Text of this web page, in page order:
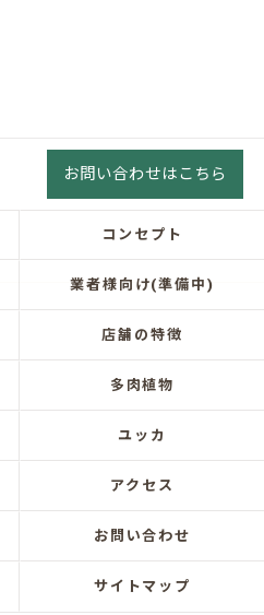
お問い合わせはこちら
コンセプト
業者様向け(準備中)
店舗の特徴
多肉植物
ユッカ
アクセス
お問い合わせ
サイトマップ